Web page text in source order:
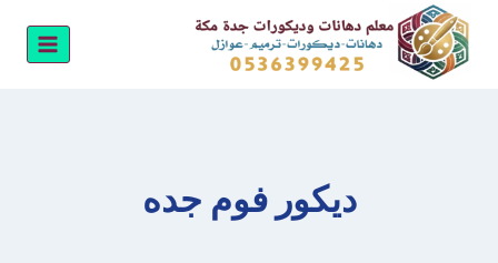
التجاوز
المحتوى
ديكور فوم جده